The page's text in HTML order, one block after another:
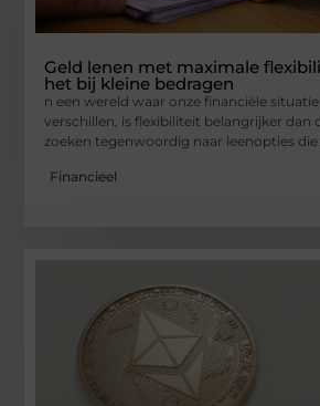
Geld lenen met maximale
het bij kleine bedragen
n een wereld waar onze financiële
verschillen, is flexibiliteit belangrijker dan
zoeken tegenwoordig naar leenopties die
Financieel